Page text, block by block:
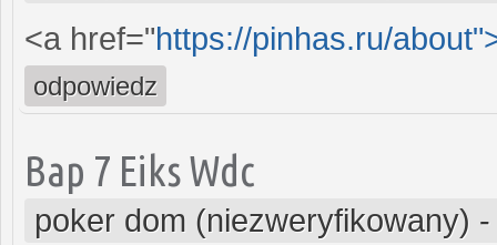
<a href="https://pinhas.ru/
odpowiedz
Bap 7 Eiks Wdc
poker dom (niezweryfikowany)